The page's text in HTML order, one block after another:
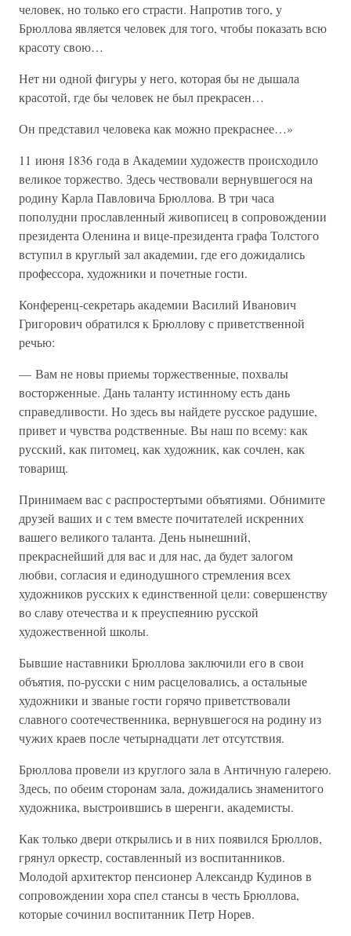
человек, но только его страсти. Напротив того, у
Брюллова является человек для того, чтобы показать всю
красоту свою…
Нет ни одной фигуры у него, которая бы не дышала
красотой, где бы человек не был прекрасен…
Он представил человека как можно прекраснее…»
11 июня 1836 года в Академии художеств происходило
великое торжество. Здесь чествовали вернувшегося на
родину Карла Павловича Брюллова. В три часа
пополудни прославленный живописец в сопровождении
президента Оленина и вице-президента графа Толстого
вступил в круглый зал академии, где его дожидались
профессора, художники и почетные гости.
Конференц-секретарь академии Василий Иванович
Григорович обратился к Брюллову с приветственной
речью:
— Вам не новы приемы торжественные, похвалы
восторженные. Дань таланту истинному есть дань
справедливости. Но здесь вы найдете русское радушие,
привет и чувства родственные. Вы наш по всему: как
русский, как питомец, как художник, как сочлен, как
товарищ.
Принимаем вас с распростертыми объятиями. Обнимите
друзей ваших и с тем вместе почитателей искренних
вашего великого таланта. День нынешний,
прекраснейший для вас и для нас, да будет залогом
любви, согласия и единодушного стремления всех
художников русских к единственной цели: совершенству
во славу отечества и к преуспеянию русской
художественной школы.
Бывшие наставники Брюллова заключили его в свои
объятия, по-русски с ним расцеловались, а остальные
художники и званые гости горячо приветствовали
славного соотечественника, вернувшегося на родину из
чужих краев после четырнадцати лет отсутствия.
Брюллова провели из круглого зала в Античную галерею.
Здесь, по обеим сторонам зала, дожидались знаменитого
художника, выстроившись в шеренги, академисты.
Как только двери открылись и в них появился Брюллов,
грянул оркестр, составленный из воспитанников.
Молодой архитектор пенсионер Александр Кудинов в
сопровождении хора спел стансы в честь Брюллова,
которые сочинил воспитанник Петр Норев.